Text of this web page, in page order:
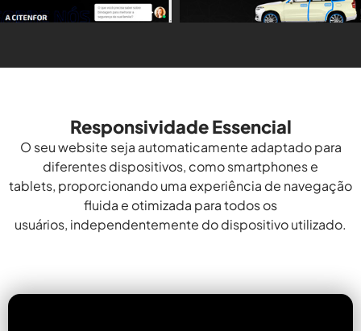
Responsividade Essencial
O seu website seja automaticamente adaptado para
diferentes dispositivos, como smartphones e
tablets, proporcionando uma experiência de navegação
fluida e otimizada para todos os
usuários, independentemente do dispositivo utilizado.